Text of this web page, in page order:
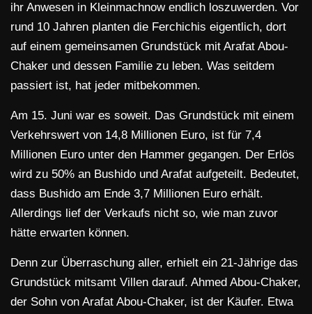
ihr Anwesen in Kleinmachnow endlich loszuwerden. Vor
rund 10 Jahren planten die Ferchichis eigentlich, dort
auf einem gemeinsamen Grundstück mit Arafat Abou-
Chaker und dessen Familie zu leben. Was seitdem
passiert ist, hat jeder mitbekommen.
Am 15. Juni war es soweit. Das Grundstück mit einem
Verkehrswert von 14,8 Millionen Euro, ist für 7,4
Millionen Euro unter den Hammer gegangen. Der Erlös
wird zu 50% an Bushido und Arafat aufgeteilt. Bedeutet,
dass Bushido am Ende 3,7 Millionen Euro erhält.
Allerdings lief der Verkaufs nicht so, wie man zuvor
hätte erwarten können.
Denn zur Überraschung aller, erhielt ein 21-Jährige das
Grundstück mitsamt Villen darauf. Ahmed Abou-Chaker,
der Sohn von Arafat Abou-Chaker, ist der Käufer. Etwa